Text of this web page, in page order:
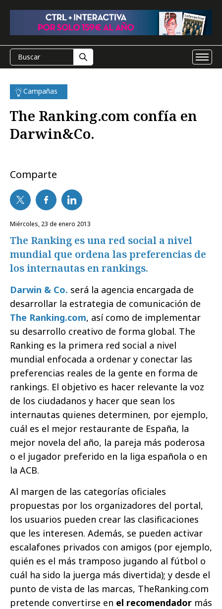
Campañas
The Ranking.com confía en
Darwin&Co.
Comparte
miércoles, 23 de enero 2013
The Ranking es una red social a nivel
mundial que ordena las preferencias de
los internautas en rankings.
Darwin & Co. será la agencia encargada de
desarrollar la estrategia de comunicación de
The Ranking.com, así como de implementar
su desarrollo creativo de forma global. The
Ranking es la primera red social a nivel
mundial enfocada a ordenar y conectar las
preferencias reales de la gente en forma de
rankings. El objetivo es hacer relevante la voz
de los ciudadanos y hacer que sean los
internautas quienes determinen, por ejemplo,
cuál es el mejor restaurante de España, la
mejor novela del año, la pareja más poderosa
o el jugador preferido en la liga española o en
la ACB.
Al margen de las categorías oficiales
propuestas por los organizadores del portal,
los usuarios pueden crear las clasificaciones
que les interesen. Además, se pueden activar
escalafones privados con amigos (por ejemplo,
quién es el más tramposo jugando al fútbol o
cuál ha sido la juerga más divertida); y desde el
punto de vista de las marcas, TheRanking.com
pretende convertirse en el recomendador más